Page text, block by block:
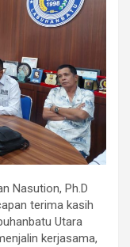
Nasution, Ph.D
terima kasih
Utara
kerjasama,